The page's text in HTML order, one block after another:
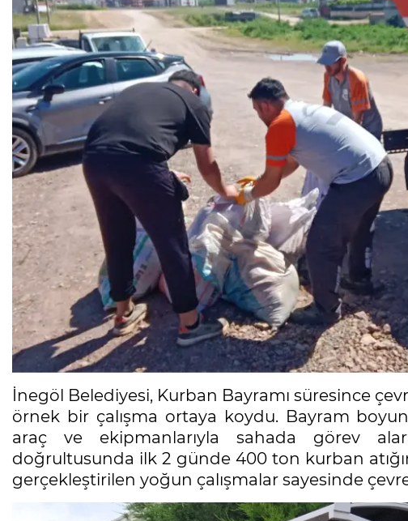
İnegöl Belediyesi, Kurban Bayramı süresince
örnek bir çalışma ortaya koydu. Bayram
araç ve ekipmanlarıyla sahada görev
doğrultusunda ilk 2 günde 400 ton kurban
gerçekleştirilen yoğun çalışmalar sayesinde